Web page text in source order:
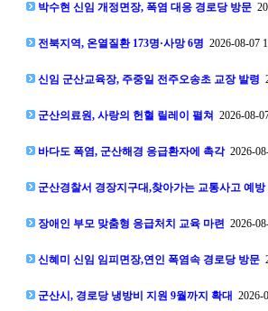
박수현 신임 개정면장, 폭염 대응 경로당 방문
전북지역, 온열질환 173명·사망 6명 2026-08-07
신임 군산교육장, 주중일 전주오송초 교장 발령
군산의료원, 사랑의 헌혈 릴레이 펼쳐 2026-08-
바다도 폭염, 군산해경 응급환자에 촉각2026-
군산경찰서 경장지구대,찾아가는 교통사고 예방
장애인 부모 맞춤형 응급처치 교육 마련 2026-
신혜미 신임 임피면장,연인 폭염속 경로당 방문
군산시, 경로당 냉방비 지원 9월까지 확대 2026-